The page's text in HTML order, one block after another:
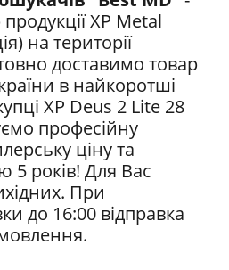
XP Metal
на території
доставимо товар
в найкоротші
XP Deus 2 Lite 28
професійну
ціну та
5 років! Для Вас
При
до 16:00 відправка